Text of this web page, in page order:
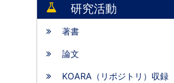
研究活動
著書
論文
KOARA（リポジトリ）収録